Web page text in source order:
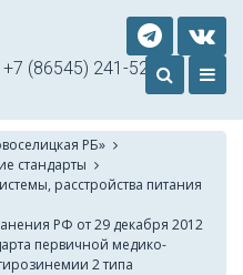
+7 (86545) 241-52
РБ»
стандарты
расстройства питания
РФ от 29 декабря 2012
первичной медико-
2 типа